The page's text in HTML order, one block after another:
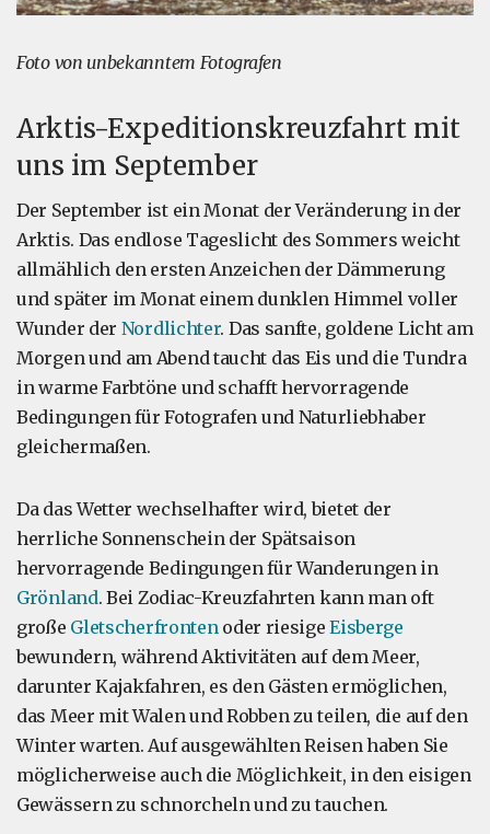
Foto von unbekanntem Fotografen
Arktis-Expeditionskreuzfahrt mit
uns im September
Der September ist ein Monat der Veränderung in der
Arktis. Das endlose Tageslicht des Sommers weicht
allmählich den ersten Anzeichen der Dämmerung
und später im Monat einem dunklen Himmel voller
Wunder der Nordlichter. Das sanfte, goldene Licht am
Morgen und am Abend taucht das Eis und die Tundra
in warme Farbtöne und schafft hervorragende
Bedingungen für Fotografen und Naturliebhaber
gleichermaßen.
Da das Wetter wechselhafter wird, bietet der
herrliche Sonnenschein der Spätsaison
hervorragende Bedingungen für Wanderungen in
Grönland. Bei Zodiac-Kreuzfahrten kann man oft
große Gletscherfrontenoder riesigeEisberge
bewundern, während Aktivitäten auf dem Meer,
darunter Kajakfahren, es den Gästen ermöglichen,
das Meer mit Walen und Robben zu teilen, die auf den
Winter warten. Auf ausgewählten Reisen haben Sie
möglicherweise auch die Möglichkeit, in den eisigen
Gewässern zu schnorcheln und zu tauchen.